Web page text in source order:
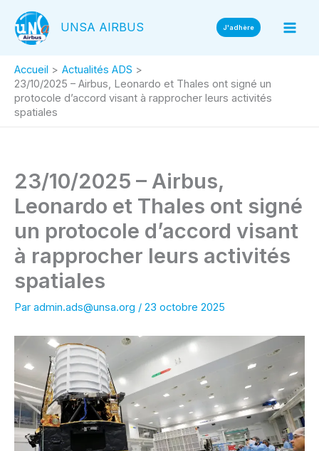
contenu
UNSA AIRBUS J'adhère
Accueil
Actualités ADS
23/10/2025 – Airbus, Leonardo et Thales ont signé un
protocole d’accord visant à rapprocher leurs activités
spatiales
23/10/2025 – Airbus,
Leonardo et Thales ont signé
un protocole d’accord visant
à rapprocher leurs activités
spatiales
Par admin.ads@unsa.org / 23 octobre 2025